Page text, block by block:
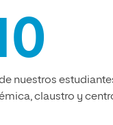
nuestros
claustro y